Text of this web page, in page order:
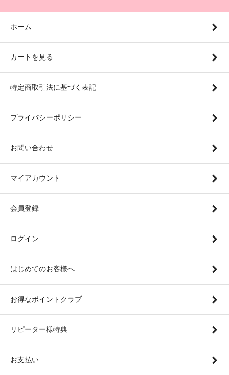
ホーム
カートを見る
特定商取引法に基づく表記
プライバシーポリシー
お問い合わせ
マイアカウント
会員登録
ログイン
はじめてのお客様へ
お得なポイントクラブ
リピーター様特典
お支払い